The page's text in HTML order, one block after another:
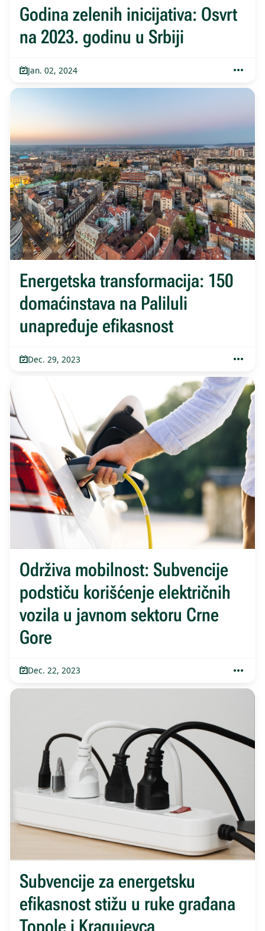
Godina zelenih inicijativa: Osvrt
na 2023. godinu u Srbiji
Jan. 02, 2024
Energetska transformacija: 150
domaćinstava na Paliluli
unapređuje efikasnost
Dec. 29, 2023
Održiva mobilnost: Subvencije
podstiču korišćenje električnih
vozila u javnom sektoru Crne
Gore
Dec. 22, 2023
Subvencije za energetsku
efikasnost stižu u ruke građana
Topole i Kragujevca